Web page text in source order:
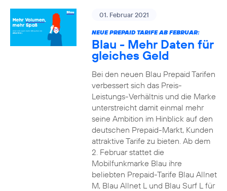
01. Februar 2021
NEUE PREPAID TARIFE AB FEBRUAR:
Blau - Mehr Daten für
gleiches Geld
Bei den neuen Blau Prepaid Tarifen
verbessert sich das Preis-
Leistungs-Verhältnis und die Marke
unterstreicht damit einmal mehr
seine Ambition im Hinblick auf den
deutschen Prepaid-Markt, Kunden
attraktive Tarife zu bieten. Ab dem
2. Februar stattet die
Mobilfunkmarke Blau ihre
beliebten Prepaid-Tarife Blau Allnet
M, Blau Allnet L und Blau Surf L für